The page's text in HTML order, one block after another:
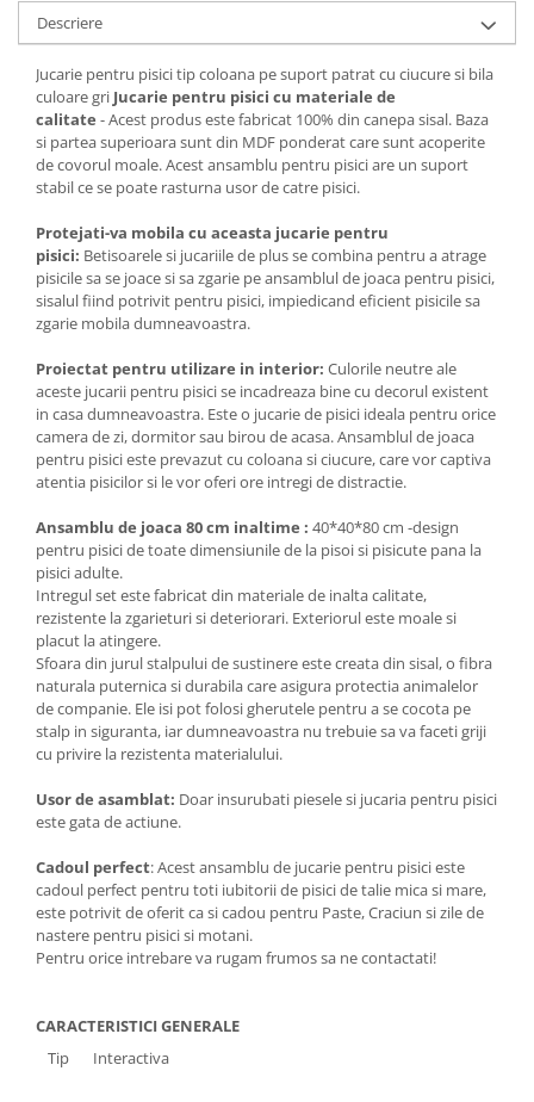
Descriere
Jucarie pentru pisici tip coloana pe suport patrat cu ciucure si bila
culoare gri Jucarie pentru pisici cu materiale de
calitate - Acest produs este fabricat 100% din canepa sisal. Baza
si partea superioara sunt din MDF ponderat care sunt acoperite
de covorul moale. Acest ansamblu pentru pisici are un suport
stabil ce se poate rasturna usor de catre pisici.
Protejati-va mobila cu aceasta jucarie pentru
pisici: Betisoarele si jucariile de plus se combina pentru a atrage
pisicile sa se joace si sa zgarie pe ansamblul de joaca pentru pisici,
sisalul fiind potrivit pentru pisici, impiedicand eficient pisicile sa
zgarie mobila dumneavoastra.
Proiectat pentru utilizare in interior: Culorile neutre ale
aceste jucarii pentru pisici se incadreaza bine cu decorul existent
in casa dumneavoastra. Este o jucarie de pisici ideala pentru orice
camera de zi, dormitor sau birou de acasa. Ansamblul de joaca
pentru pisici este prevazut cu coloana si ciucure, care vor captiva
atentia pisicilor si le vor oferi ore intregi de distractie.
Ansamblu de joaca 80 cm inaltime : 40*40*80 cm -design
pentru pisici de toate dimensiunile de la pisoi si pisicute pana la
pisici adulte.
Intregul set este fabricat din materiale de inalta calitate,
rezistente la zgarieturi si deteriorari. Exteriorul este moale si
placut la atingere.
Sfoara din jurul stalpului de sustinere este creata din sisal, o fibra
naturala puternica si durabila care asigura protectia animalelor
de companie. Ele isi pot folosi gherutele pentru a se cocota pe
stalp in siguranta, iar dumneavoastra nu trebuie sa va faceti griji
cu privire la rezistenta materialului.
Usor de asamblat: Doar insurubati piesele si jucaria pentru pisici
este gata de actiune.
Cadoul perfect: Acest ansamblu de jucarie pentru pisici este
cadoul perfect pentru toti iubitorii de pisici de talie mica si mare,
este potrivit de oferit ca si cadou pentru Paste, Craciun si zile de
nastere pentru pisici si motani.
Pentru orice intrebare va rugam frumos sa ne contactati!
CARACTERISTICI GENERALE
Tip
Interactiva